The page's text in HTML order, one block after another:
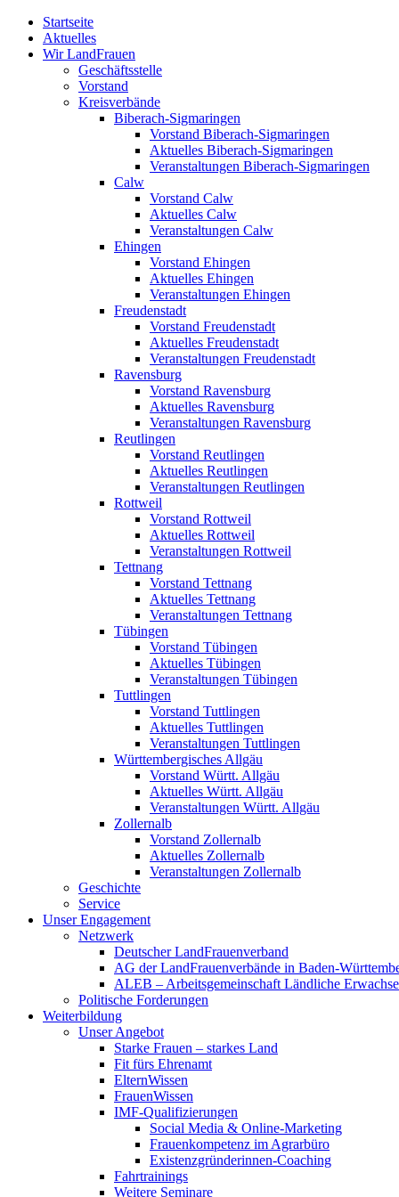
Zum
Inhalt
springen
Startseite
Aktuelles
Wir LandFrauen
Geschäftsstelle
Vorstand
Kreisverbände
Biberach-Sigmaringen
Vorstand Biberach-Sigmaringen
Aktuelles Biberach-Sigmaringen
Veranstaltungen Biberach-Sigmaringen
Calw
Vorstand Calw
Aktuelles Calw
Veranstaltungen Calw
Ehingen
Vorstand Ehingen
Aktuelles Ehingen
Veranstaltungen Ehingen
Freudenstadt
Vorstand Freudenstadt
Aktuelles Freudenstadt
Veranstaltungen Freudenstadt
Ravensburg
Vorstand Ravensburg
Aktuelles Ravensburg
Veranstaltungen Ravensburg
Reutlingen
Vorstand Reutlingen
Aktuelles Reutlingen
Veranstaltungen Reutlingen
Rottweil
Vorstand Rottweil
Aktuelles Rottweil
Veranstaltungen Rottweil
Tettnang
Vorstand Tettnang
Aktuelles Tettnang
Veranstaltungen Tettnang
Tübingen
Vorstand Tübingen
Aktuelles Tübingen
Veranstaltungen Tübingen
Tuttlingen
Vorstand Tuttlingen
Aktuelles Tuttlingen
Veranstaltungen Tuttlingen
Württembergisches Allgäu
Vorstand Württ. Allgäu
Aktuelles Württ. Allgäu
Veranstaltungen Württ. Allgäu
Zollernalb
Vorstand Zollernalb
Aktuelles Zollernalb
Veranstaltungen Zollernalb
Geschichte
Service
Unser Engagement
Netzwerk
Deutscher LandFrauenverband
AG der LandFrauenverbände in Baden-
ALEB – Arbeitsgemeinschaft Ländliche
Politische Forderungen
Weiterbildung
Unser Angebot
Starke Frauen – starkes Land
Fit fürs Ehrenamt
ElternWissen
FrauenWissen
IMF-Qualifizierungen
Social Media & Online-Marketing
Frauenkompetenz im Agrarbüro
Existenzgründerinnen-Coaching
Fahrtrainings
Weitere Seminare